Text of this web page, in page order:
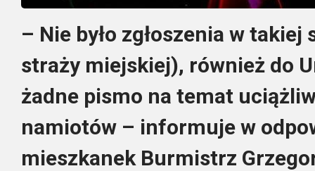
– Nie było zgłoszenia w
straży miejskiej), również do
żadne pismo na temat
namiotów – informuje w
mieszkanek Burmistrz